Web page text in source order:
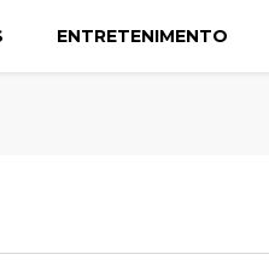
ENTRETENIMENTO